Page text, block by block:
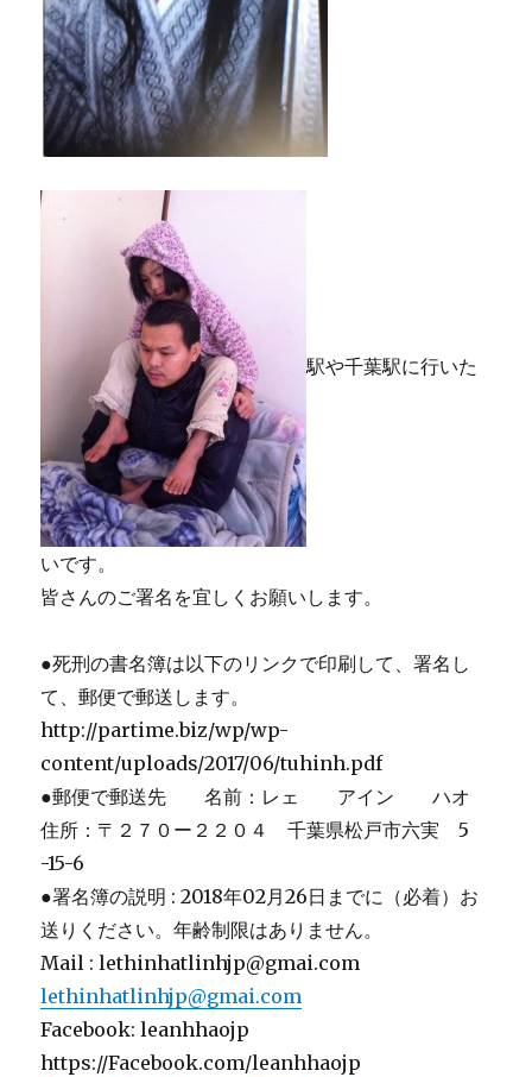
駅や千葉駅に行いた
いです。
皆さんのご署名を宜しくお願いします。
●死刑の書名簿は以下のリンクで印刷して、署名し
て、郵便で郵送します。
http://partime.biz/wp/wp-
content/uploads/2017/06/tuhinh.pdf
●郵便で郵送先 名前：レェ アイン ハオ
住所：〒２７０ー２２０４ 千葉県松戸市六実 5
-15-6
●署名簿の説明 : 2018年02月26日までに（必着）お
送りください。年齢制限はありません。
Mail : lethinhatlinhjp@gmai.com
lethinhatlinhjp@gmai.com
Facebook: leanhhaojp
https://Facebook.com/leanhhaojp